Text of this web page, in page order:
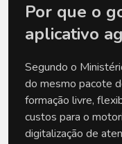
Por que o
aplicativo
Segundo o
do mesmo pacote
formação livre,
custos para o
digitalização de